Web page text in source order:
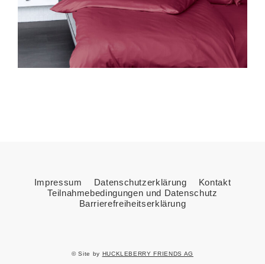
Impressum Datenschutzerklärung
Kontakt
Teilnahmebedingungen und Datenschutz
Barrierefreiheitserklärung
© Site by HUCKLEBERRY FRIENDS AG